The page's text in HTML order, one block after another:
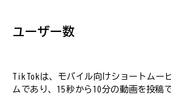
ユーザー数
TikTokは、モバイル向けショートムー
ムであり、15秒から10分の動画を投稿